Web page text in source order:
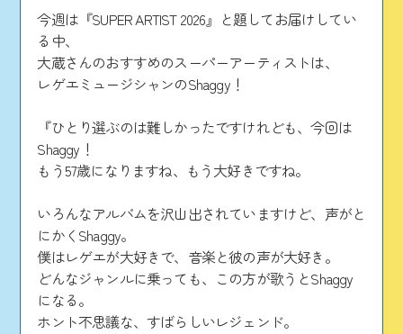
今週は『SUPER ARTIST 2026』と題してお届けしてい
る中、
大蔵さんのおすすめのスーパーアーティストは、
レゲエミュージシャンのShaggy！
『ひとり選ぶのは難しかったですけれども、今回は
Shaggy！
もう57歳になりますね、もう大好きですね。
いろんなアルバムを沢山出されていますけど、声がと
にかくShaggy。
僕はレゲエが大好きで、音楽と彼の声が大好き。
どんなジャンルに乗っても、この方が歌うとShaggy
になる。
ホント不思議な、すばらしいレジェンド。